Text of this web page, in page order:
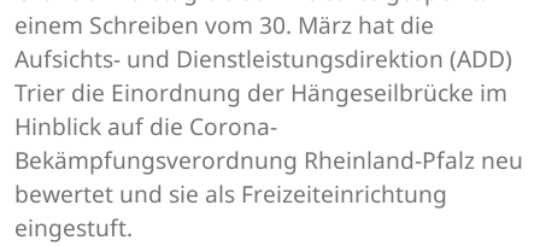
einem Schreiben vom 30. März hat die
Aufsichts- und Dienstleistungsdirektion (ADD)
Trier die Einordnung der Hängeseilbrücke im
Hinblick auf die Corona-
Bekämpfungsverordnung Rheinland-Pfalz neu
bewertet und sie als Freizeiteinrichtung
eingestuft.